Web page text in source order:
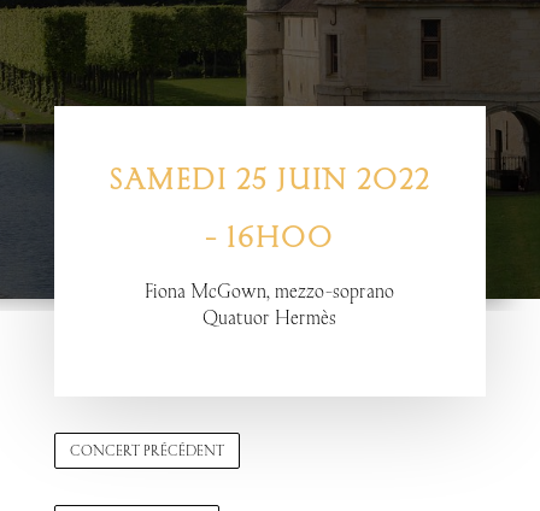
SAMEDI 25 JUIN 2022
- 16H00
Fiona McGown, mezzo-soprano
Quatuor Hermès
CONCERT PRÉCÉDENT